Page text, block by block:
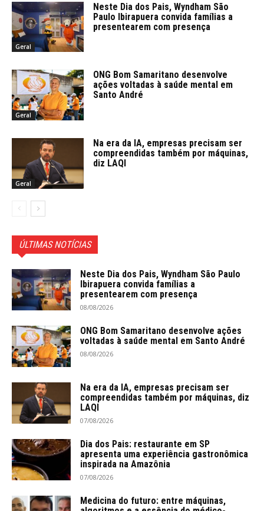
Geral
Neste Dia dos Pais, Wyndham São
Paulo Ibirapuera convida famílias a
presentearem com presença
Geral
ONG Bom Samaritano desenvolve
ações voltadas à saúde mental em
Santo André
Geral
Na era da IA, empresas precisam ser
compreendidas também por máquinas,
diz LAQI
ÚLTIMAS NOTÍCIAS
Neste Dia dos Pais, Wyndham São Paulo
Ibirapuera convida famílias a
presentearem com presença
08/08/2026
ONG Bom Samaritano desenvolve ações
voltadas à saúde mental em Santo André
08/08/2026
Na era da IA, empresas precisam ser
compreendidas também por máquinas, diz
LAQI
07/08/2026
Dia dos Pais: restaurante em SP
apresenta uma experiência gastronômica
inspirada na Amazônia
07/08/2026
Medicina do futuro: entre máquinas,